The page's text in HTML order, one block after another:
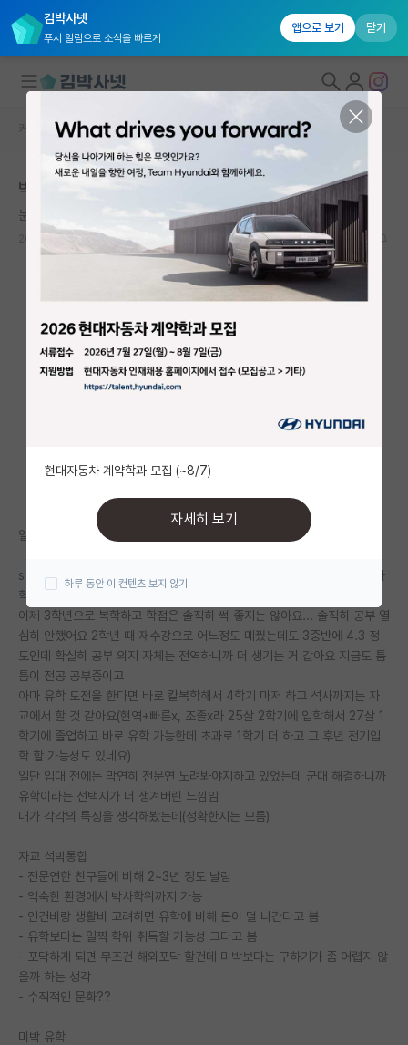
김박사넷
푸시 알림으로 소식을 빠르게
앱으로 보기 닫기
대학원생 모집
연구실&오픈랩
커뮤니티 홈
전체글보기
베스트 게시판
미국 유학 게시판
미국 대학원 합격 후기 게시판
대학원 합격 후기 게시판
연구실(PI) 홍보 게시판
석박사 채용 정보 게시판
임용 정보 게시판
학부 인턴 게시판
취업 게시판
임용 후기 게시판
인문사회 계열 게시판
특수/전문대학원 게시판
반도체/AI 게시판
장학금/장학생 게시판
학술 정보 게시판
커뮤니티 홈 자유 게시판(아무개랩)
박사 해외 나갈 수 있으면 나가는게 맞는건가
눈치보는 닐스 보어
6211
일단 이런 고민을 하는 이유는 드디어 병역의 의무를 마쳤기 때문입니다.
s 이공계 재학 중이고 소위 말하는 유학이 그나마 수월한 전공 중 하나임(화
학/화공/재료)
이제 3학년으로 복학하고 학점은 솔직히 썩 좋지는 않아요... 솔직히 공부 열
심히 안했어요 2학년 때 재수강으로 어느정도 메꿨는데도 3중반에 4.3 정
도인데 확실히 공부 의지 자체는 전역하니까 더 생기는 거 같아요 지금도 틈
틈이 전공 공부중이고
아마 유학 도전을 한다면 바로 칼복학해서 4학기 마저 하고 석사까지는 자
교에서 할 것 같아요(현역+빠른x, 조졸x라 25살 2학기에 입학해서 27살 1
학기에 졸업하고 바로 유학 가능한데 초과로 1학기 더 하고 그 후년 전기입
학 할 가능성도 있네요)
일단 입대 전에는 막연히 전문연 노려봐야지하고 있었는데 군대 해결하니까
유학이라는 선택지가 더 생겨버린 느낌임
내가 각각의 특징을 생각해봤는데(정확한지는 모름)
자교 석박통합
- 전문연한 친구들에 비해 2~3년 정도 날림
- 익숙한 환경에서 박사학위까지 가능
- 인건비랑 생활비 고려하면 유학에 비해 돈이 덜 나간다고 봄
- 유학보다는 일찍 학위 취득할 가능성 크다고 봄
- 포닥하게 되면 무조건 해외포닥 할건데 미박보다는 구하기가 좀 어렵지 않
을까 하는 생각
- 수직적인 문화??
미박 유학
현대자동차 계약학과 모집 (~8/7)
자세히 보기
하루 동안 이 컨텐츠 보지 않기